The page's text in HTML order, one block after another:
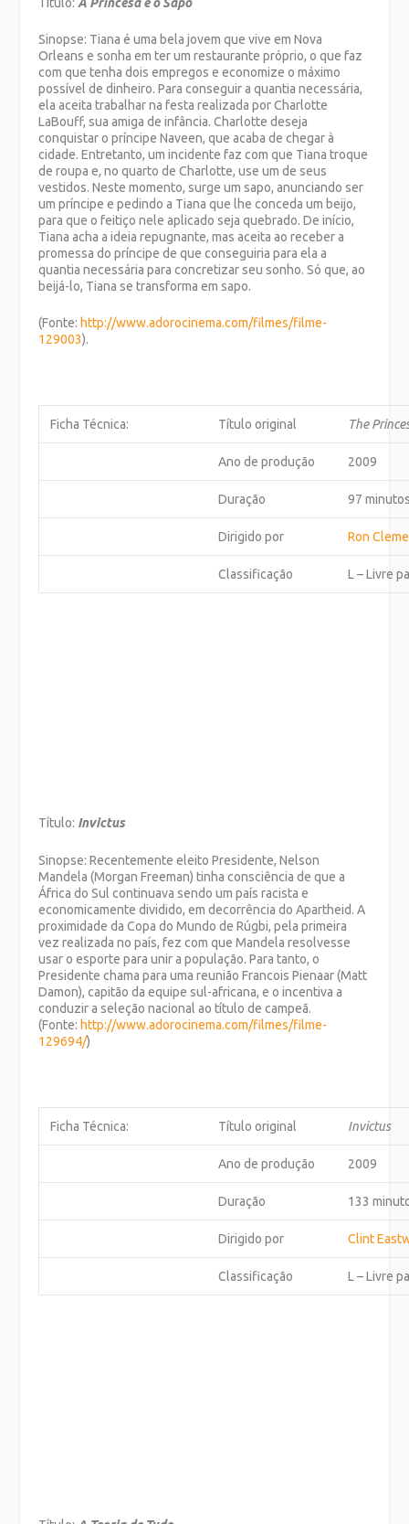
Sinopse: Tiana é uma bela jovem que vive em Nova
Orleans e sonha em ter um restaurante próprio, o que faz
com que tenha dois empregos e economize o máximo
possível de dinheiro. Para conseguir a quantia necessária,
ela aceita trabalhar na festa realizada por Charlotte
LaBouff, sua amiga de infância. Charlotte deseja
conquistar o príncipe Naveen, que acaba de chegar à
cidade. Entretanto, um incidente faz com que Tiana troque
de roupa e, no quarto de Charlotte, use um de seus
vestidos. Neste momento, surge um sapo, anunciando ser
um príncipe e pedindo a Tiana que lhe conceda um beijo,
para que o feitiço nele aplicado seja quebrado. De início,
Tiana acha a ideia repugnante, mas aceita ao receber a
promessa do príncipe de que conseguiria para ela a
quantia necessária para concretizar seu sonho. Só que, ao
beijá-lo, Tiana se transforma em sapo.
(Fonte: http://www.adorocinema.com/filmes/filme-
129003).
Ficha Técnica: Título original The
Ano de produção 2009
Duração 97
Dirigido por Ron
Classificação L – Livre
Título: Invictus
Sinopse: Recentemente eleito Presidente, Nelson
Mandela (Morgan Freeman) tinha consciência de que a
África do Sul continuava sendo um país racista e
economicamente dividido, em decorrência do Apartheid. A
proximidade da Copa do Mundo de Rúgbi, pela primeira
vez realizada no país, fez com que Mandela resolvesse
usar o esporte para unir a população. Para tanto, o
Presidente chama para uma reunião Francois Pienaar (Matt
Damon), capitão da equipe sul-africana, e o incentiva a
conduzir a seleção nacional ao título de campeã.
(Fonte: http://www.adorocinema.com/filmes/filme-
129694/)
Ficha Técnica: Título original Invictus
Ano de produção 2009
Duração 133
Dirigido por Clint
Classificação L – Livre